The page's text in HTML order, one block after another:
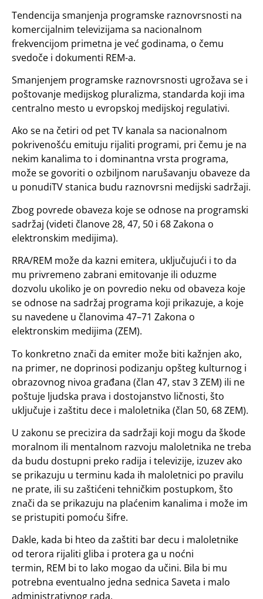
Tendencija smanjenja programske raznovrsnosti na
komercijalnim televizijama sa nacionalnom
frekvencijom primetna je već godinama, o čemu
svedoče i dokumenti REM-a.
Smanjenjem programske raznovrsnosti ugrožava se i
poštovanje medijskog pluralizma, standarda koji ima
centralno mesto u evropskoj medijskoj regulativi.
Ako se na četiri od pet TV kanala sa nacionalnom
pokrivenošću emituju rijaliti programi, pri čemu je na
nekim kanalima to i dominantna vrsta programa,
može se govoriti o ozbiljnom narušavanju obaveze da
u ponudiTV stanica budu raznovrsni medijski sadržaji.
Zbog povrede obaveza koje se odnose na programski
sadržaj (videti članove 28, 47, 50 i 68 Zakona o
elektronskim medijima).
RRA/REM može da kazni emitera, uključujući i to da
mu privremeno zabrani emitovanje ili oduzme
dozvolu ukoliko je on povredio neku od obaveza koje
se odnose na sadržaj programa koji prikazuje, a koje
su navedene u članovima 47–71 Zakona o
elektronskim medijima (ZEM).
To konkretno znači da emiter može biti kažnjen ako,
na primer, ne doprinosi podizanju opšteg kulturnog i
obrazovnog nivoa građana (član 47, stav 3 ZEM) ili ne
poštuje ljudska prava i dostojanstvo ličnosti, što
uključuje i zaštitu dece i maloletnika (član 50, 68 ZEM).
U zakonu se precizira da sadržaji koji mogu da škode
moralnom ili mentalnom razvoju maloletnika ne treba
da budu dostupni preko radija i televizije, izuzev ako
se prikazuju u terminu kada ih maloletnici po pravilu
ne prate, ili su zaštićeni tehničkim postupkom, što
znači da se prikazuju na plaćenim kanalima i može im
se pristupiti pomoću šifre.
Dakle, kada bi hteo da zaštiti bar decu i maloletnike
od terora rijaliti gliba i protera ga u noćni
termin, REM bi to lako mogao da učini. Bila bi mu
potrebna eventualno jedna sednica Saveta i malo
administrativnog rada.